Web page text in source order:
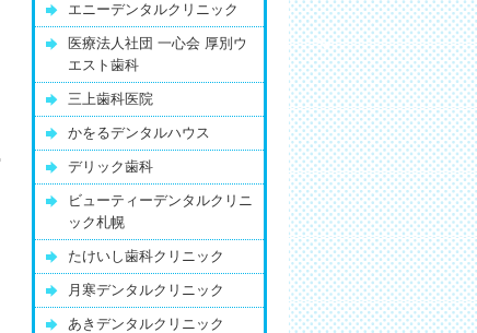
エニーデンタルクリニック
医療法人社団 一心会 厚別ウ
エスト歯科
三上歯科医院
かをるデンタルハウス
デリック歯科
ビューティーデンタルクリニ
ック札幌
たけいし歯科クリニック
月寒デンタルクリニック
あきデンタルクリニック